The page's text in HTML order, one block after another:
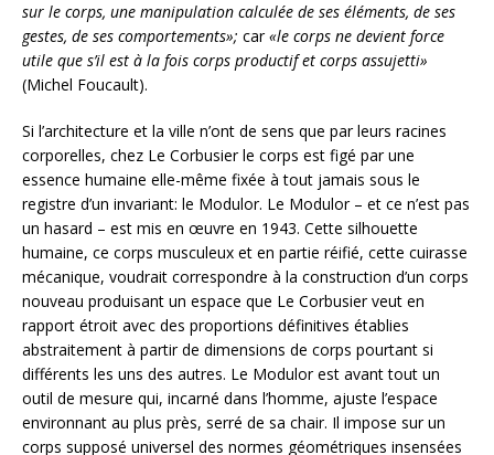
sur le corps, une manipulation calculée de ses éléments, de ses
gestes, de ses comportements»; car«le corps ne devient force
utile que s’il est à la fois corps productif et corps assujetti»
(Michel Foucault).
Si l’architecture et la ville n’ont de sens que par leurs racines
corporelles, chez Le Corbusier le corps est figé par une
essence humaine elle-même fixée à tout jamais sous le
registre d’un invariant: le Modulor. Le Modulor – et ce n’est pas
un hasard – est mis en œuvre en 1943. Cette silhouette
humaine, ce corps musculeux et en partie réifié, cette cuirasse
mécanique, voudrait correspondre à la construction d’un corps
nouveau produisant un espace que Le Corbusier veut en
rapport étroit avec des proportions définitives établies
abstraitement à partir de dimensions de corps pourtant si
différents les uns des autres. Le Modulor est avant tout un
outil de mesure qui, incarné dans l’homme, ajuste l’espace
environnant au plus près, serré de sa chair. Il impose sur un
corps supposé universel des normes géométriques insensées